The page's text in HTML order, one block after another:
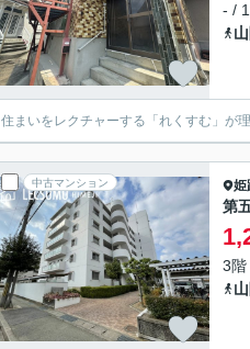
- /
住まいをレクチャーする「れくすむ」が
中古マンション 姫
第
3階